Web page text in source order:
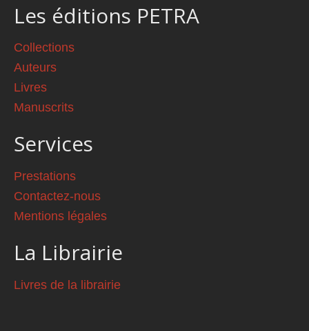
Les éditions PETRA
Collections
Auteurs
Livres
Manuscrits
Services
Prestations
Contactez-nous
Mentions légales
La Librairie
Livres de la librairie